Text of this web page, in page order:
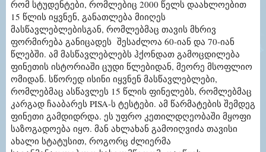
რომ სტუდენტები, რომლებიც 2000 წელს დაახლოებით
15 წლის იყვნენ, განათლება მიიღეს
მასწავლებლებისგან, რომლებმაც თავის მხრივ
ფორმირება განიცადეს შესაძლოა 60-იან და 70-იან
წლებში. ამ მასწავლებლებს ჰქონდათ გამოცდილება
ფინეთის ისტორიაში ცუდი წლებიდან, მეორე მსოფლიო
ომიდან. სწორედ ისინი იყვნენ მასწავლებლები,
რომლებმაც ასწავლეს 15 წლის ფინელებს, რომლებმაც
კარგად ჩააბარეს PISA-ს ტესტები. ამ წარმატების შემდეგ
ფინეთი გამდიდრდა. ეს უფრო კეთილდღეობაში მყოფი
საზოგადოება იყო. მან ახლახან გამოიღვიძა თავისი
ახალი სტატუსით, როგორც ძლიერმა